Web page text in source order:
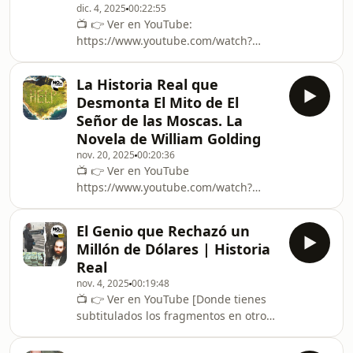
en el peor escenario imaginable, la
humanidad puede imponerse a las
órdenes.En plena Gran Guerra, más
de 100.000 soldados británicos y
alemanes dejaron de dispararse.
Salieron de l
dic. 4, 2025 00:22:55
📺 👉 ⁠⁠⁠⁠Ver en YouTube⁠⁠⁠:
https://www.youtube.com/watch?
historia detrás de Rocky Balboa, una
historia real de motivación que pocos
conocen. Antes de que Sylvester
Stallone creara la icónica película,
existió un boxeador llamado Chuck
Wepner, un hombre común que
desafió al mundo enfrentándose a
Muhammad Ali y dejó una huella
imborrabl
La Historia Real que
Desmonta El Mito de El
Señor de las Moscas. La
Novela de William Golding
nov. 20, 2025 00:20:36
📺 👉 ⁠⁠⁠⁠Ver en YouTube⁠⁠⁠
https://www.youtube.com/watch?
muestran dos caras de la naturaleza
humana: la del instinto y la del coraje
frente a la adversidad. Mientras
Golding nos plantea un experimento
social ficticio sobre cómo el miedo y la
presión afectan al comportamiento,
los 6 niños atrapados en Tonga nos
El Genio que Rechazó un
Millón de Dólares | Historia
Real
nov. 4, 2025 00:19:48
📺 👉 ⁠⁠Ver en YouTube⁠ [Donde tienes
subtitulados los fragmentos en otros